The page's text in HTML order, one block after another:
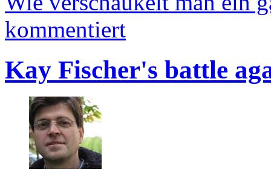
kommentiert
Kay Fischer's battle